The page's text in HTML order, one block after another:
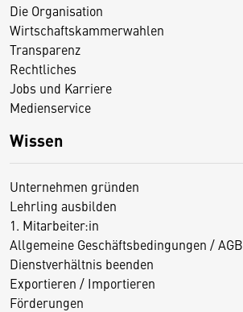
Die Organisation
Wirtschaftskammerwahlen
Transparenz
Rechtliches
Jobs und Karriere
Medienservice
Wissen
Unternehmen gründen
Lehrling ausbilden
1. Mitarbeiter:in
Allgemeine Geschäftsbedingungen / AGB
Dienstverhältnis beenden
Exportieren / Importieren
Förderungen